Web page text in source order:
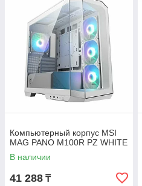
Компьютерный корпус MSI
MAG PANO M100R PZ WHITE
В наличии
41 288 ₸